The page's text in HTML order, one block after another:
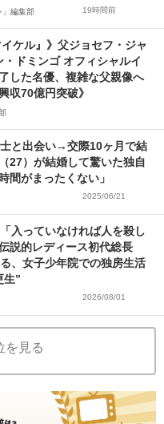
」編集部 19時間前
ケル』》父ジョセフ・ジャ
ドミンゴ オフィシャルイ
した名優、複雑な父親像へ
収70億円突破》
と出会い→交際10ヶ月で結
27）が結婚して驚いた独自
間がまったくない」
2025/06/21
入っていなければ人を殺し
説的レディース初代総長
る、女子少年院での独房生活
生”
2026/08/01
を見る